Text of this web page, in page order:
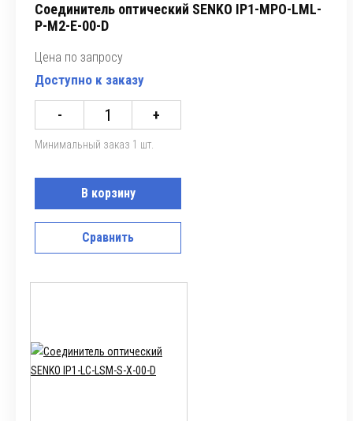
Соединитель оптический SENKO IP1-MPO-LML-
P-M2-E-00-D
Цена по запросу
Доступно к заказу
- +
Минимальный заказ 1 шт.
В корзину
Сравнить